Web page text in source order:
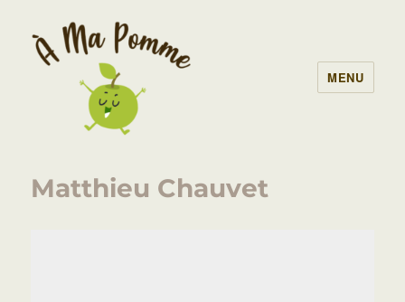
MENU
Matthieu Chauvet